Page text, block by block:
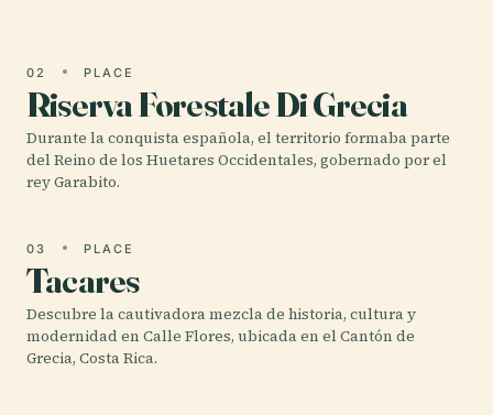
02 PLACE
Riserva Forestale Di Grecia
Durante la conquista española, el territorio formaba parte
del Reino de los Huetares Occidentales, gobernado por el
rey Garabito.
03 PLACE
Tacares
Descubre la cautivadora mezcla de historia, cultura y
modernidad en Calle Flores, ubicada en el Cantón de
Grecia, Costa Rica.